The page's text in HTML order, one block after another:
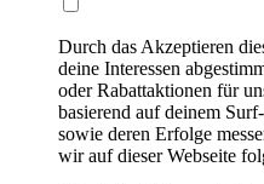
Durch das Akzeptieren
deine Interessen
oder Rabattaktionen für
basierend auf deinem
sowie deren Erfolge
wir auf dieser Webseite